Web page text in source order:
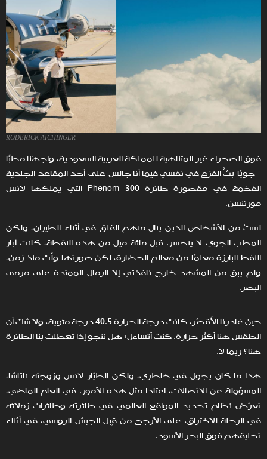
RODERICK AICHINGER
فوق الصحراء غير المتناهية للمملكة العربية السعودية، واجهَنا مطبًّا
جويًا بثّ الفزع في نفسي فيما أنا جالسٌ على أحد المقاعد الجلدية
الفخمة في مقصورة طائرة Phenom 300 التي يملكها لانس
مورتنسن.
لستُ من الأشخاص الذين ينال منهم القلق في أثناء الطيران، ولكن
المطب الجوي لا ينحسر. قبل مائة ميل من هذه النقطة، كانت آبار
النفط البارزة معلمًا من معالم الحضارة، لكن صورتها ولّت منذ زمن،
ولم يبق من المشهد خارج نافذتي إلا الرمال الممتدة على مرمى
البصر.
حين غادرنا الأُقصُر، كانت درجة الحرارة 40.5 درجة مئوية، ولا شك أن
الطقس هنا أكثر حرارة. كنت أتساءل: هل ننجو إذا تعطلت بنا الطائرة
هنا؟ ربما لا.
هذا ما كان يجول في خاطري، ولكن الطيّار لانس وزوجته ناتاشا،
المسؤولة عن الاتصالات، اعتادا مثل هذه الأمور. في العام الماضي،
تعرّض نظام تحديد المواقع العالمي في طائرته وطائرات زملائه
في الرحلة للاختراق، على الأرجح من قِبل الجيش الروسي، في أثناء
تحليقهم فوق البحر الأسود.